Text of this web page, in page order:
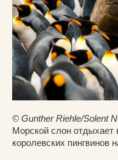
© Gunther Riehle/Solent
Морской слон отдыхает
королевских пингвинов